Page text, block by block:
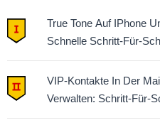
True Tone Auf IPhone
Schnelle Schritt-Für-
VIP-Kontakte In Der
Verwalten: Schritt-Für-